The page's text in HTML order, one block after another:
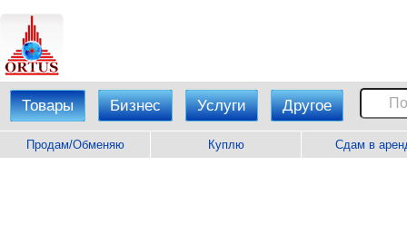
Товары Бизнес Услуги Другое
Продам/Обменяю Куплю Сдам в